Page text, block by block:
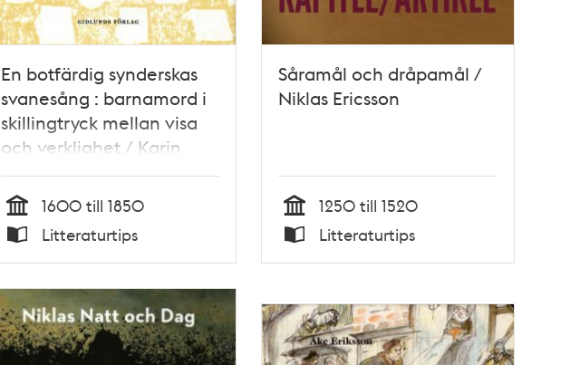
En botfärdig synderskas
svanesång : barnamord i
skillingtryck mellan visa
och verklighet / Karin
Strand
Tid
1600 till 1850
Typ
Litteraturtips
Såramål och dråpamål /
Niklas Ericsson
Tid
1250 till 1520
Typ
Litteraturtips